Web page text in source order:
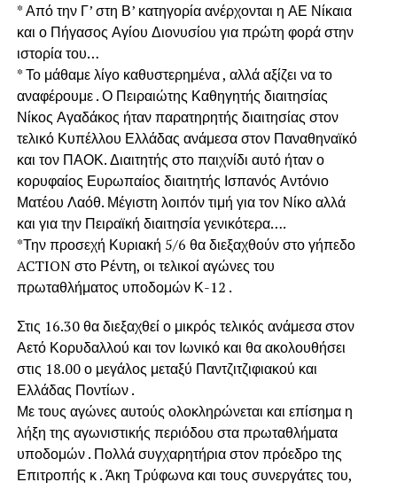
* Από την Γ’ στη Β’ κατηγορία ανέρχονται η ΑΕ Νίκαια
και ο Πήγασος Αγίου Διονυσίου για πρώτη φορά στην
ιστορία του…
* Το μάθαμε λίγο καθυστερημένα , αλλά αξίζει να το
αναφέρουμε . Ο Πειραιώτης Καθηγητής διαιτησίας
Νίκος Αγαδάκος ήταν παρατηρητής διαιτησίας στον
τελικό Κυπέλλου Ελλάδας ανάμεσα στον Παναθηναϊκό
και τον ΠΑΟΚ. Διαιτητής στο παιχνίδι αυτό ήταν ο
κορυφαίος Ευρωπαίος διαιτητής Ισπανός Αντόνιο
Ματέου Λαόθ. Μέγιστη λοιπόν τιμή για τον Νίκο αλλά
και για την Πειραϊκή διαιτησία γενικότερα….
*Την προσεχή Κυριακή 5/6 θα διεξαχθούν στο γήπεδο
ACTION στο Ρέντη, οι τελικοί αγώνες του
πρωταθλήματος υποδομών Κ-12 .
Στις 16.30 θα διεξαχθεί ο μικρός τελικός ανάμεσα στον
Αετό Κορυδαλλού και τον Ιωνικό και θα ακολουθήσει
στις 18.00 ο μεγάλος μεταξύ Παντζιτζιφιακού και
Ελλάδας Ποντίων .
Με τους αγώνες αυτούς ολοκληρώνεται και επίσημα η
λήξη της αγωνιστικής περιόδου στα πρωταθλήματα
υποδομών . Πολλά συγχαρητήρια στον πρόεδρο της
Επιτροπής κ . Άκη Τρύφωνα και τους συνεργάτες του,